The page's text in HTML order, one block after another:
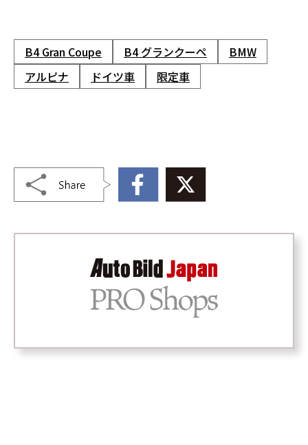
B4 Gran Coupe B4 グランクーペ
BMW
アルピナ
ドイツ車 限定車